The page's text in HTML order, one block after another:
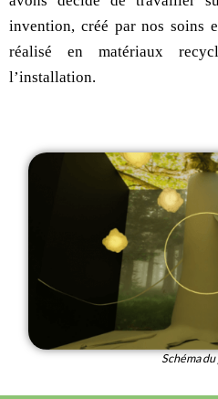
invention, créé par nos soins
réalisé en matériaux
l’installation.
Schéma